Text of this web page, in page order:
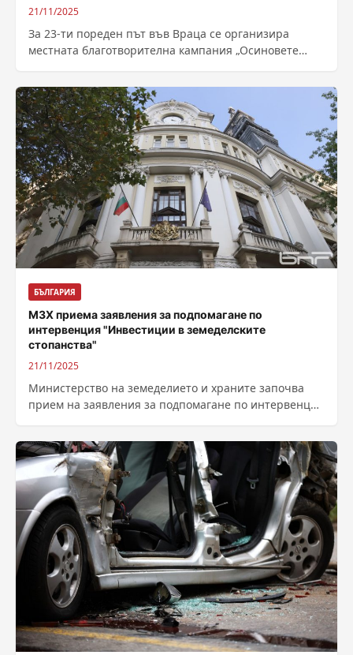
21/11/2025
За 23-ти пореден път във Враца се организира
местната благотворителна кампания „Осиновeте
социално слаби...
БЪЛГАРИЯ
МЗХ приема заявления за подпомагане по
интервенция "Инвестиции в земеделските
стопанства"
21/11/2025
Министерство на земеделието и храните започва
прием на заявления за подпомагане по интервенция
Стратегическия план...